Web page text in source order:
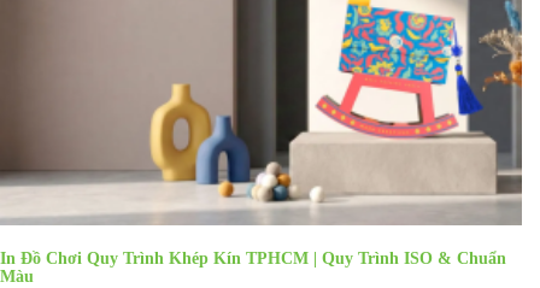
In Đồ Chơi Quy Trình Khép Kín TPHCM | Quy Trình ISO & Chuẩn
Màu